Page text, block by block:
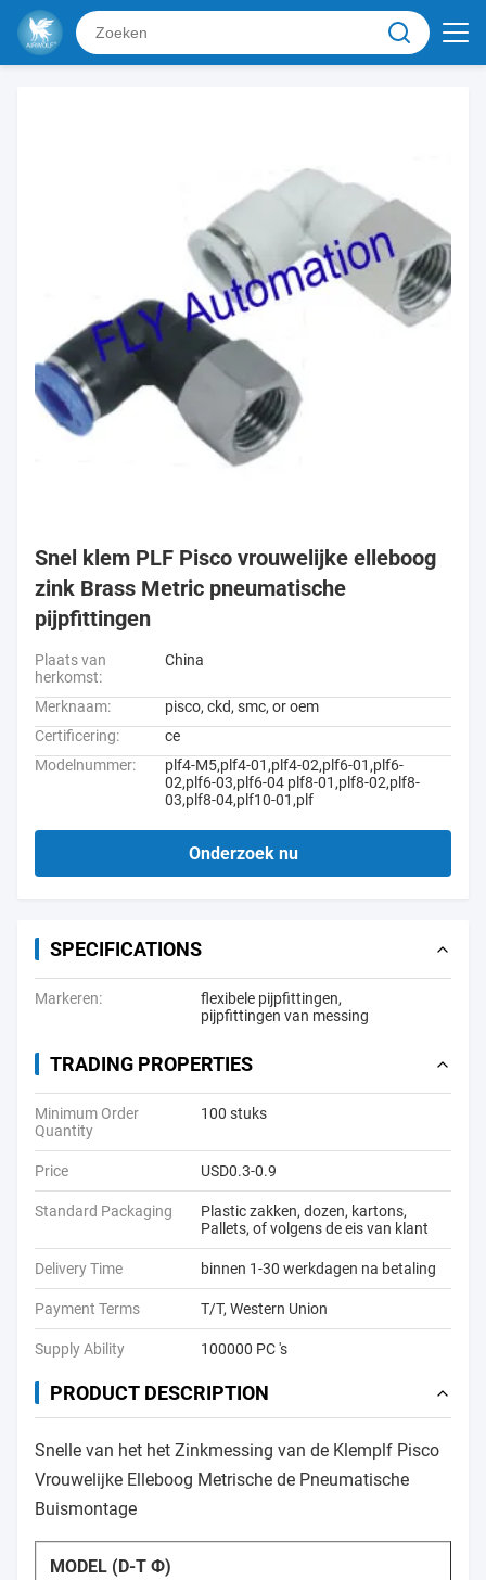
Snel klem PLF Pisco vrouwelijke elleboog
zink Brass Metric pneumatische
pijpfittingen
Plaats van
herkomst:
China
Merknaam:
pisco, ckd, smc, or oem
Certificering:
ce
Modelnummer:
plf4-M5,plf4-01,plf4-02,plf6-01,plf6-
02,plf6-03,plf6-04 plf8-01,plf8-02,plf8-
03,plf8-04,plf10-01,plf
Onderzoek nu
SPECIFICATIONS
Markeren: flexibele pijpfittingen,
pijpfittingen van messing
TRADING PROPERTIES
Minimum Order
Quantity
100 stuks
Price USD0.3-0.9
Standard Packaging
Plastic zakken, dozen, kartons,
Pallets, of volgens de eis van klant
Delivery Time binnen 1-30 werkdagen na betaling
Payment Terms T/T, Western Union
Supply Ability 100000 PC 's
PRODUCT DESCRIPTION
Snelle van het het Zinkmessing van de Klemplf Pisco
Vrouwelijke Elleboog Metrische de Pneumatische
Buismontage
MODEL (D-T Ф)